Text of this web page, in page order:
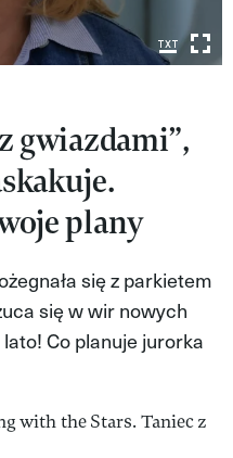
gwiazdami”,
plany
się z parkietem
się w wir nowych
Co planuje jurorka